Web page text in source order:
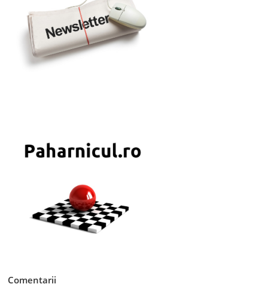
Comentarii